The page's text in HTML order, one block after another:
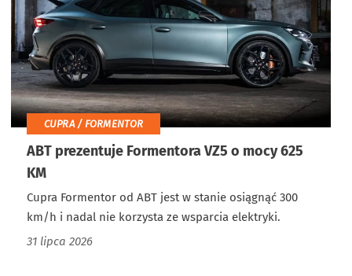
CUPRA / FORMENTOR
ABT prezentuje Formentora VZ5 o mocy 625
KM
Cupra Formentor od ABT jest w stanie osiągnąć 300
km/h i nadal nie korzysta ze wsparcia elektryki.
31 lipca 2026